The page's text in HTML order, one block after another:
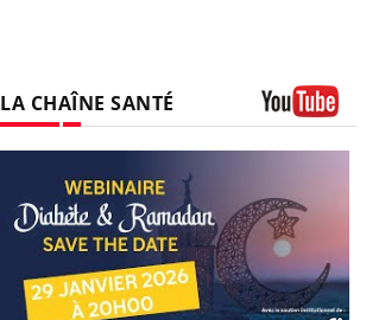
LA CHAÎNE SANTÉ